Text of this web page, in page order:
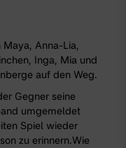
Anna-Lia,
Inga, Mia und
auf den Weg.
Gegner seine
umgemeldet
Spiel wieder
zu erinnern.Wie